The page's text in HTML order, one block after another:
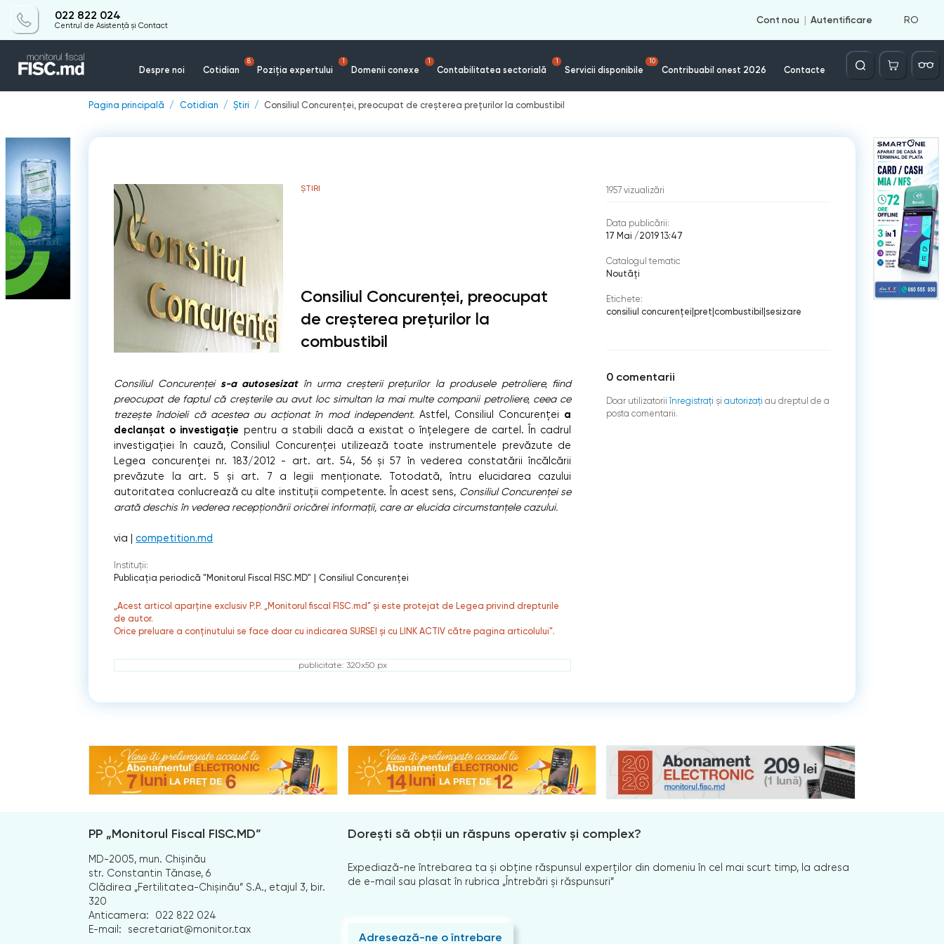
022 822 024
Centrul de Asistență și Contact
Cont nou Autentificare RO
Despre noi Cotidian
8
Poziția expertului
1
Domenii conexe
1
Contabilitatea sectorială
1
Servicii disponibile
10
Contribuabil onest 2026 Contacte
Căutare
Pagina principală Cotidian Știri Consiliul Concurenței, preocupat de creșterea prețurilor la combustibil
ȘTIRI
Consiliul Concurenței, preocupat
de creșterea prețurilor la
combustibil
Consiliul Concurenței s-a autosesizatîn urma creșterii prețurilor la produsele petroliere, fiind
preocupat de faptul că creșterile au avut loc simultan la mai multe companii petroliere, ceea ce
trezește îndoieli că acestea au acționat în mod independent. Astfel, Consiliul Concurenței a
declanșat o investigație pentru a stabili dacă a existat o înțelegere de cartel. În cadrul
investigației în cauză, Consiliul Concurenței utilizează toate instrumentele prevăzute de
Legea concurenței nr. 183/2012 - art. art. 54, 56 și 57 în vederea constatării încălcării
prevăzute la art. 5 și art. 7 a legii menționate. Totodată, întru elucidarea cazului
autoritatea conlucrează cu alte instituții competente. În acest sens, Consiliul Concurenței se
arată deschis în vederea recepționării oricărei informații, care ar elucida circumstanțele cazului.
via |competition.md
Instituții:
Publicaţia periodică "Monitorul Fiscal FISC.MD"
Consiliul Concurenței
„Acest articol aparține exclusiv P.P. „Monitorul fiscal FISC.md” și este protejat de Legea privind drepturile
de autor.
Orice preluare a conținutului se face doar cu indicarea SURSEI și cu LINK ACTIV către pagina articolului”.
publicitate: 320x50 px
1957 vizualizări
Data publicării:
17 Mai /2019 13:47
Catalogul tematic
Noutăți
Etichete:
consiliul concurenței pret combustibil sesizare
0 comentarii
Doar utilizatorii înregistraţi şi autorizați au dreptul de a
posta comentarii.
PP „Monitorul Fiscal FISC.MD”
MD-2005, mun. Chișinău
str. Constantin Tănase, 6
Clădirea „Fertilitatea-Chișinău” S.A., etajul 3, bir.
320
Anticamera:
022 822 024
E-mail:
secretariat@monitor.tax
Dorești să obții un răspuns operativ și complex?
Expediază-ne întrebarea ta și obține răspunsul experților din domeniu în cel mai scurt timp, la adresa
de e-mail sau plasat în rubrica „Întrebări și răspunsuri”
Adresează-ne o întrebare